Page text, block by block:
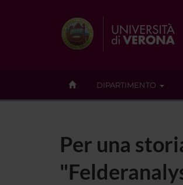
DIPARTIMENTO
Per una